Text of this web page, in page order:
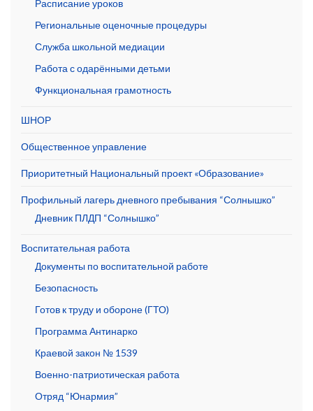
Расписание уроков
Региональные оценочные процедуры
Служба школьной медиации
Работа с одарёнными детьми
Функциональная грамотность
ШНОР
Общественное управление
Приоритетный Национальный проект «Образование»
Профильный лагерь дневного пребывания “Солнышко”
Дневник ПЛДП “Солнышко”
Воспитательная работа
Документы по воспитательной работе
Безопасность
Готов к труду и обороне (ГТО)
Программа Антинарко
Краевой закон № 1539
Военно-патриотическая работа
Отряд “Юнармия”